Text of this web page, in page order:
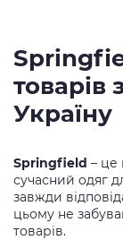
товарів
Україну
Springfield – це
сучасний одяг
завжди
цьому не
товарів.